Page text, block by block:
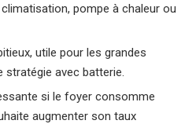
pompe à chaleur ou
utile pour les grandes
avec batterie.
si le foyer consomme
augmenter son taux